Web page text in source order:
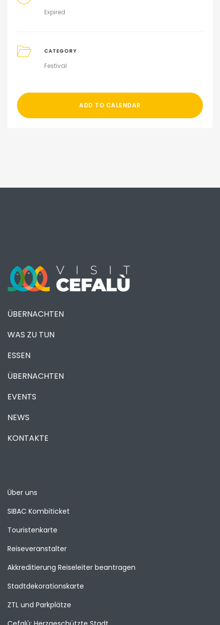
Expired
CATEGORY
Festival
ADD TO CALENDAR
ÜBERNACHTEN
WAS ZU TUN
ESSEN
ÜBERNACHTEN
EVENTS
NEWS
KONTAKTE
Über uns
SIBAC Kombiticket
Touristenkarte
Reiseveranstalter
Akkreditierung Reiseleiter beantragen
Stadtdekorationskarte
ZTL und Parkplätze